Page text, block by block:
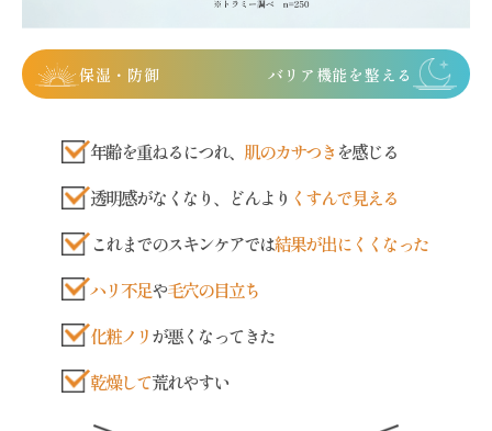
保湿・防御 バリア機能を整える
年齢を重ねるにつれ、 肌のカサつき を感じる
透明感がなくなり、どんより くすんで見える
これまでのスキンケアでは結果が出にくくなった
ハリ不足や毛穴の目立ち
化粧ノリが悪くなってきた
乾燥して荒れやすい